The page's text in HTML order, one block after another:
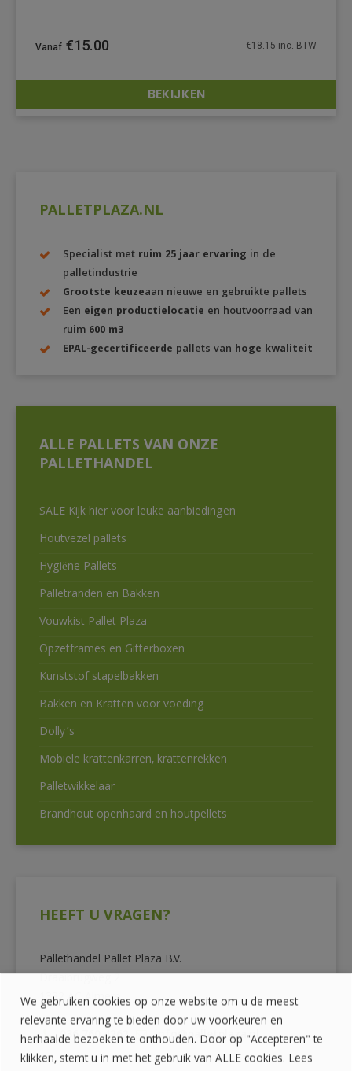
PALLETPLAZA.NL
Specialist met ruim 25 jaar ervaring in de
palletindustrie
Grootste keuzeaan nieuwe en gebruikte pallets
Een eigen productielocatie en houtvoorraad van
ruim 600 m3
EPAL-gecertificeerde pallets van hoge kwaliteit
ALLE PALLETS VAN ONZE
PALLETHANDEL
SALE Kijk hier voor leuke aanbiedingen
Houtvezel pallets
Hygiëne Pallets
Palletranden en Bakken
Vouwkist Pallet Plaza
Opzetframes en Gitterboxen
Kunststof stapelbakken
Bakken en Kratten voor voeding
Dolly’s
Mobiele krattenkarren, krattenrekken
Palletwikkelaar
Brandhout openhaard en houtpellets
HEEFT U VRAGEN?
Pallethandel Pallet Plaza B.V.
Draaibrugweg 2
1332 AC Almere
036 760 4262 info@palletplaza.nl
DETAILS
€15.00 €18.15 inc. BTW
BEKIJKEN
We gebruiken cookies op onze website om u de meest
relevante ervaring te bieden door uw voorkeuren en
herhaalde bezoeken te onthouden. Door op "Accepteren" te
klikken, stemt u in met het gebruik van ALLE cookies. Lees